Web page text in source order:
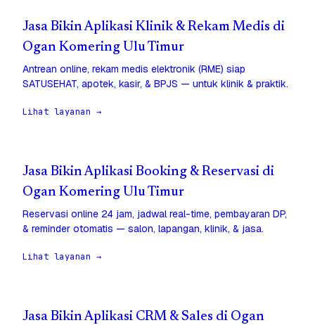
Jasa Bikin Aplikasi Klinik & Rekam Medis di
Ogan Komering Ulu Timur
Antrean online, rekam medis elektronik (RME) siap
SATUSEHAT, apotek, kasir, & BPJS — untuk klinik & praktik.
Lihat layanan →
Jasa Bikin Aplikasi Booking & Reservasi di
Ogan Komering Ulu Timur
Reservasi online 24 jam, jadwal real-time, pembayaran DP,
& reminder otomatis — salon, lapangan, klinik, & jasa.
Lihat layanan →
Jasa Bikin Aplikasi CRM & Sales di Ogan